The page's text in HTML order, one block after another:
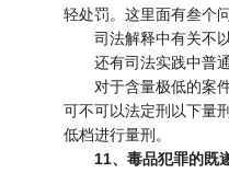
轻处罚。这里面有叁个
司法解释中有关不以
还有司法实践中普通
对于含量极低的案件
可不可以法定刑以下量
低档进行量刑。
11、毒品犯罪的既遂